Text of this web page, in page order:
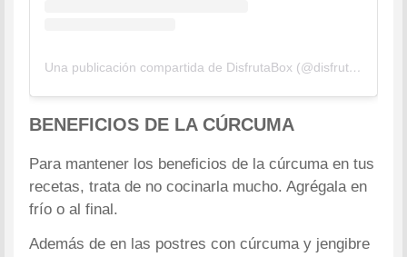
Una publicación compartida de DisfrutaBox (@disfrutabox)
BENEFICIOS DE LA CÚRCUMA
Para mantener los beneficios de la cúrcuma en tus
recetas, trata de no cocinarla mucho. Agrégala en
frío o al final.
Además de en las postres con cúrcuma y jengibre